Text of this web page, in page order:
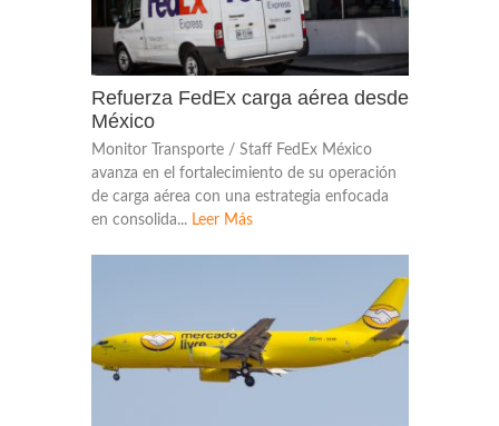
Refuerza FedEx carga aérea desde
México
Monitor Transporte / Staff FedEx México
avanza en el fortalecimiento de su operación
de carga aérea con una estrategia enfocada
en consolida... Leer Más